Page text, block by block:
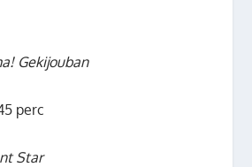
Gekijouban
perc
Star